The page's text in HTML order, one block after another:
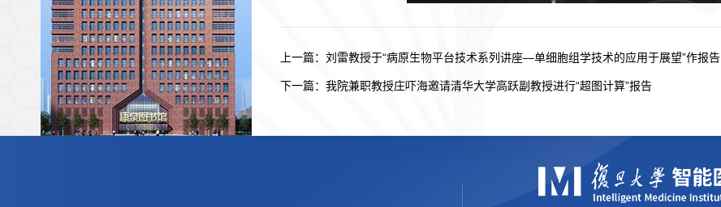
上一篇： 刘雷教授于“病原生物平台技术系列讲座—单细胞组学技术的应用于展望”作报告
下一篇： 我院兼职教授庄吓海邀请清华大学高跃副教授进行“超图计算”报告